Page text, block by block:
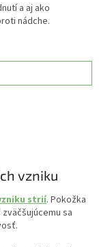
a aj ako
nádche.
vzniku
strií. Pokožka
sa